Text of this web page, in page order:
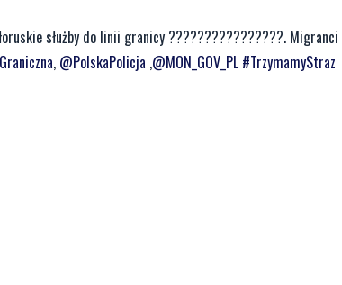
służby do linii granicy ????????????????.
, @PolskaPolicja ,@MON_GOV_PL #TrzymamyStraz